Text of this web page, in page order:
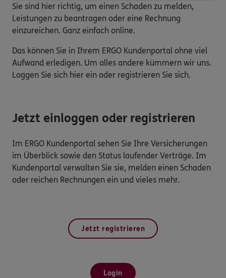
Sie sind hier richtig, um einen Schaden zu melden,
Leistungen zu beantragen oder eine Rechnung
einzureichen. Ganz einfach online.
Das können Sie in Ihrem ERGO Kundenportal ohne viel
Aufwand erledigen. Um alles andere kümmern wir uns.
Loggen Sie sich hier ein oder registrieren Sie sich.
Jetzt einloggen oder registrieren
Im ERGO Kundenportal sehen Sie Ihre Versicherungen
im Überblick sowie den Status laufender Verträge. Im
Kundenportal verwalten Sie sie, melden einen Schaden
oder reichen Rechnungen ein und vieles mehr.
Jetzt registrieren
Login